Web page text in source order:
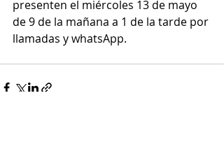
presenten el miércoles 13 de mayo
de 9 de la mañana a 1 de la tarde por
llamadas y whatsApp.